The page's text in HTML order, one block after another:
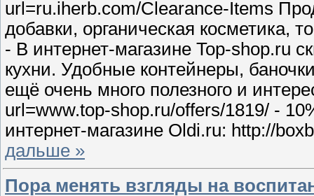
url=ru.iherb.com/Clearance-Items
добавки, органическая косметика,
- В интернет-магазине Top-shop.ru
кухни. Удобные контейнеры,
ещё очень много полезного и
url=www.top-shop.ru/offers/1819/ -
интернет-магазине Oldi.ru: http://
дальше »
Пора менять взгляды на